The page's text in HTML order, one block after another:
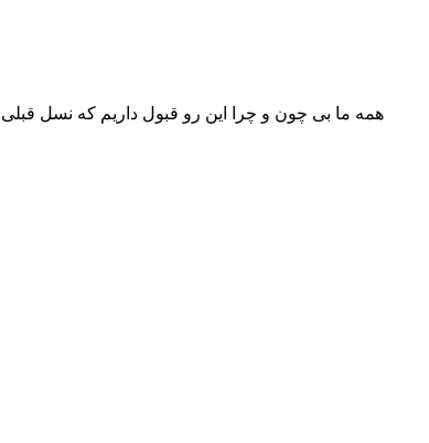
همه ما بی چون و چرا این رو قبول داریم که نسل